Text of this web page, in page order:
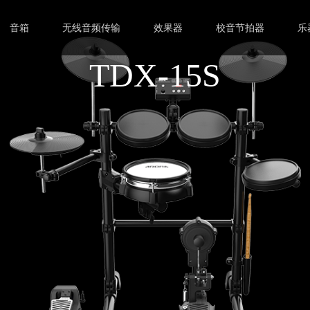
TDX-15S
音箱 无线音频传输 效果器 校音节拍器 乐